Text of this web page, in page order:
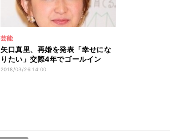
芸能
矢口真里、再婚を発表「幸せにな
りたい」交際4年でゴールイン
2018/03/26 14:00